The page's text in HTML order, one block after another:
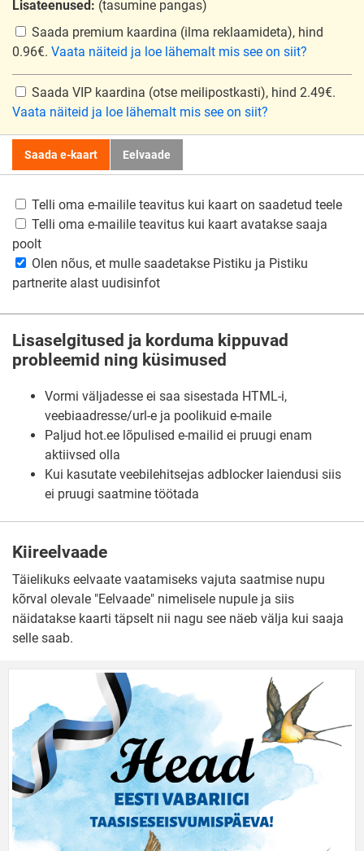
Lisateenused: (tasumine pangas)
Saada premium kaardina (ilma reklaamideta), hind
0.96€. Vaata näiteid ja loe lähemalt mis see on siit?
Saada VIP kaardina (otse meilipostkasti), hind 2.49€.
Vaata näiteid ja loe lähemalt mis see on siit?
Saada e-kaart Eelvaade
Telli oma e-mailile teavitus kui kaart on saadetud teele
Telli oma e-mailile teavitus kui kaart avatakse saaja
poolt
Olen nõus, et mulle saadetakse Pistiku ja Pistiku
partnerite alast uudisinfot
Lisaselgitused ja korduma kippuvad
probleemid ning küsimused
Vormi väljadesse ei saa sisestada HTML-i,
veebiaadresse/url-e ja poolikuid e-maile
Paljud hot.ee lõpulised e-mailid ei pruugi enam
aktiivsed olla
Kui kasutate veebilehitsejas adblocker laiendusi siis
ei pruugi saatmine töötada
Kiireelvaade
Täielikuks eelvaate vaatamiseks vajuta saatmise nupu
kõrval olevale "Eelvaade" nimelisele nupule ja siis
näidatakse kaarti täpselt nii nagu see näeb välja kui saaja
selle saab.